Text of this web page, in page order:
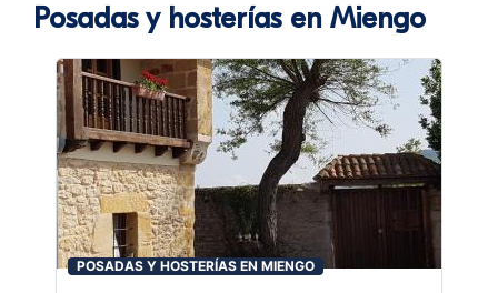
Posadas y hosterías en Miengo
POSADAS Y HOSTERÍAS EN MIENGO